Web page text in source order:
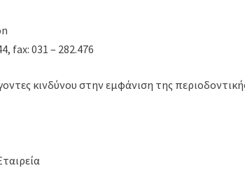
fax: 031 – 282.476
κινδύνου στην εμφάνιση της